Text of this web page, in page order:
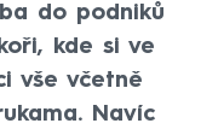
do podniků
kde si ve
vše včetně
Navíc